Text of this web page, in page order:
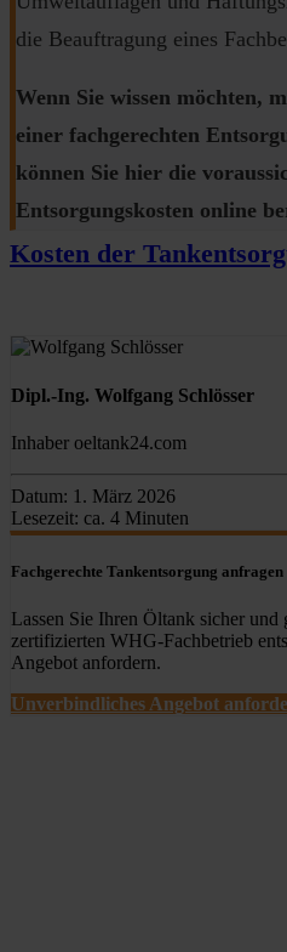
die Beauftragung eines
Wenn Sie wissen möchten,
einer fachgerechten
können Sie hier die
Entsorgungskosten online
Kosten der
Dipl.-Ing. Wolfgang Schlösser
Inhaber oeltank24.com
Datum: 1. März 2026
Lesezeit: ca. 4 Minuten
Fachgerechte Tankentsorgung anfragen
Lassen Sie Ihren Öltank sicher und
zertifizierten WHG-Fachbetrieb
Angebot anfordern.
Unverbindliches Angebot